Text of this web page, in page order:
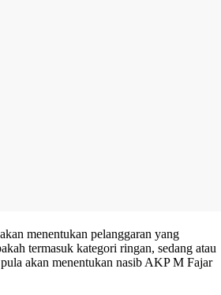
menentukan pelanggaran yang
termasuk kategori ringan, sedang atau
akan menentukan nasib AKP M Fajar